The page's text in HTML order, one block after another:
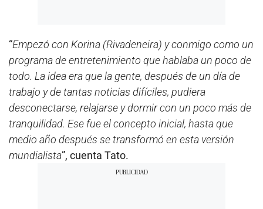
“Empezó con Korina (Rivadeneira) y conmigo como un
programa de entretenimiento que hablaba un poco de
todo. La idea era que la gente, después de un día de
trabajo y de tantas noticias difíciles, pudiera
desconectarse, relajarse y dormir con un poco más de
tranquilidad. Ese fue el concepto inicial, hasta que
medio año después se transformó en esta versión
mundialista”, cuenta Tato.